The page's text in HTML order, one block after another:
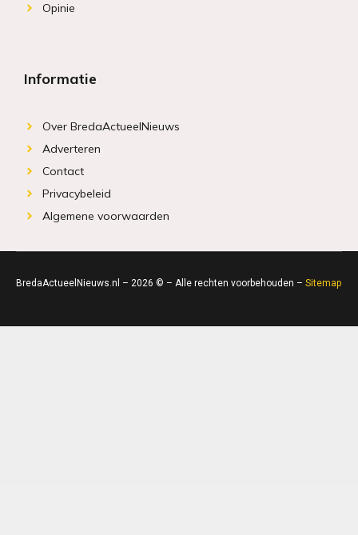
Opinie
Informatie
Over BredaActueelNieuws
Adverteren
Contact
Privacybeleid
Algemene voorwaarden
BredaActueelNieuws.nl – 2026 © – Alle rechten voorbehouden – Sitemap